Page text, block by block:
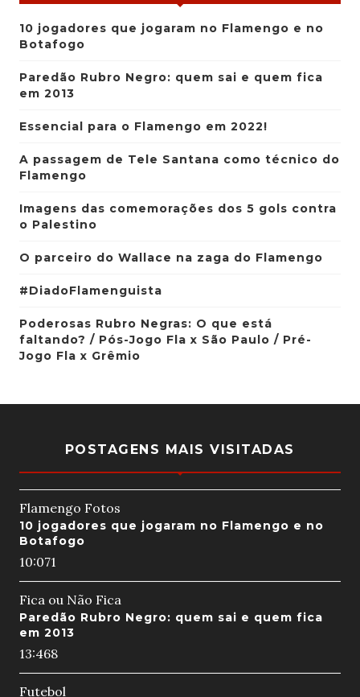
10 jogadores que jogaram no Flamengo e no
Botafogo
Paredão Rubro Negro: quem sai e quem fica
em 2013
Essencial para o Flamengo em 2022!
A passagem de Tele Santana como técnico do
Flamengo
Imagens das comemorações dos 5 gols contra
o Palestino
O parceiro do Wallace na zaga do Flamengo
#DiadoFlamenguista
Poderosas Rubro Negras: O que está
faltando? / Pós-Jogo Fla x São Paulo / Pré-
Jogo Fla x Grêmio
POSTAGENS MAIS VISITADAS
Flamengo Fotos
10 jogadores que jogaram no Flamengo e no
Botafogo
10:071
Fica ou Não Fica
Paredão Rubro Negro: quem sai e quem fica
em 2013
13:468
Futebol